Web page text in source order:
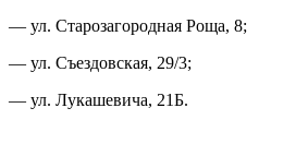
— ул. Старозагородная Роща, 8;
— ул. Съездовская, 29/3;
— ул. Лукашевича, 21Б.